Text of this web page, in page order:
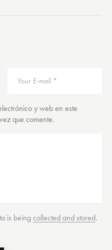
y web en este
que comente.
is beingcollected and stored.